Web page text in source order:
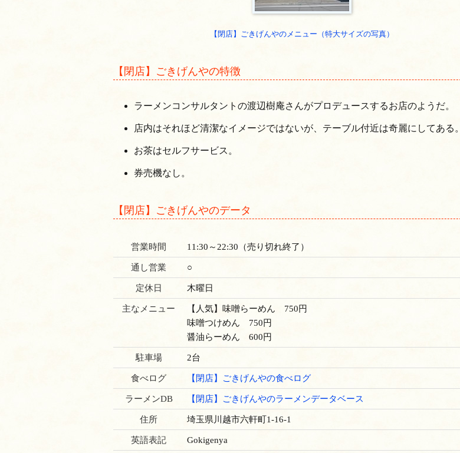
【閉店】ごきげんやのメニュー（特大サイズの写真）
【閉店】ごきげんやの特徴
ラーメンコンサルタントの渡辺樹庵さんがプロデュースするお店のようだ。
店内はそれほど清潔なイメージではないが、テーブル付近は奇麗にしてある。
お茶はセルフサービス。
券売機なし。
【閉店】ごきげんやのデータ
営業時間 11:30～22:30（売り切れ終了）
通し営業 ○
定休日 木曜日
主なメニュー
【人気】味噌らーめん 750円
味噌つけめん 750円
醤油らーめん 600円
駐車場 2台
食べログ 【閉店】ごきげんやの食べログ
ラーメンDB 【閉店】ごきげんやのラーメンデータベース
住所 埼玉県川越市六軒町1-16-1
英語表記 Gokigenya